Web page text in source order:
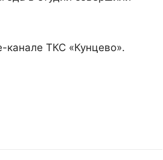
канале ТКС «Кунцево».